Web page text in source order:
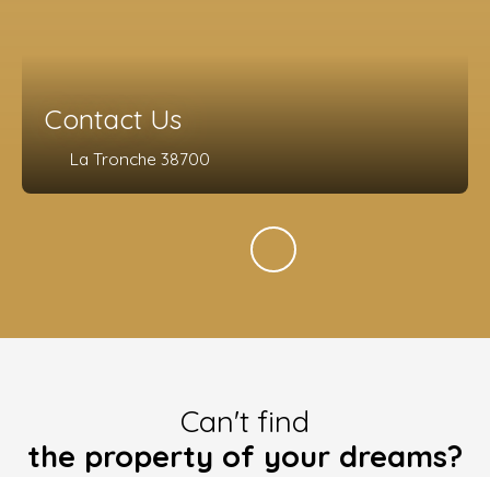
Contact Us
La Tronche 38700
Can't find
the property of your dreams?